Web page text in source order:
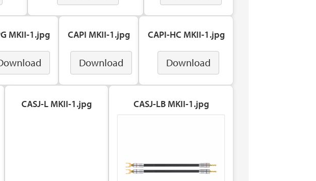
MKII-1.jpg CAPI MKII-1.jpg
Download
CAPI-HC MKII-1.jpg
Download
CASJ-L MKII-1.jpg CASJ-LB MKII-1.jpg